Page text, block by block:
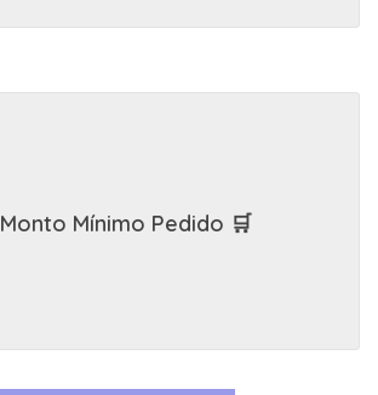
Monto Mínimo Pedido 🛒